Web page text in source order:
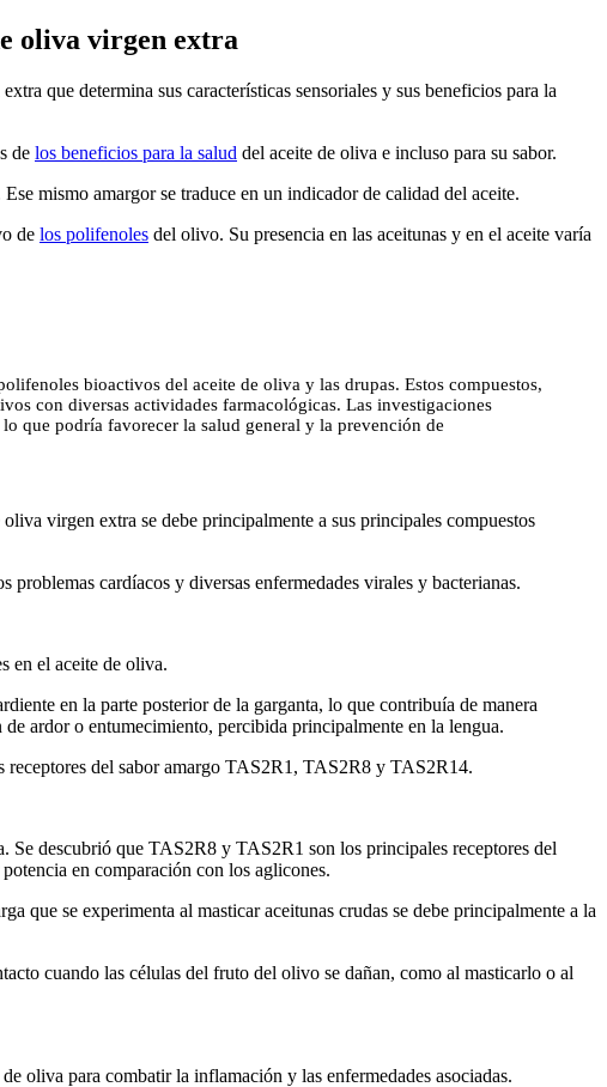
oliva virgen extra
que determina sus características sensoriales y sus beneficios para la
de los beneficios para la salud del aceite de oliva e incluso para su sabor.
mismo amargor se traduce en un indicador de calidad del aceite.
de los polifenoles del olivo. Su presencia en las aceitunas y en el aceite varía
bioactivos del aceite de oliva y las drupas. Estos compuestos,
con diversas actividades farmacológicas. Las investigaciones
que podría favorecer la salud general y la prevención de
virgen extra se debe principalmente a sus principales compuestos
cardíacos y diversas enfermedades virales y bacterianas.
en el aceite de oliva.
en la parte posterior de la garganta, lo que contribuía de manera
ardor o entumecimiento, percibida principalmente en la lengua.
del sabor amargo TAS2R1, TAS2R8 y TAS2R14.
Se descubrió que TAS2R8 y TAS2R1 son los principales receptores del
en comparación con los aglicones.
que se experimenta al masticar aceitunas crudas se debe principalmente a la
cuando las células del fruto del olivo se dañan, como al masticarlo o al
oliva para combatir la inflamación y las enfermedades asociadas.